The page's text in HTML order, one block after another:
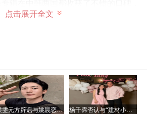
宋雨琦也因此吸引了内地的跑男对她
点击展开全文
侯雯元方辟谣与姚晨恋情传闻：拒绝编造，抵制谣言 杨千霈否认与“建材小开”恋情：只是普通朋友